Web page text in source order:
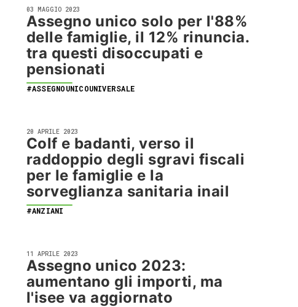
03 MAGGIO 2023
Assegno unico solo per l'88%
delle famiglie, il 12% rinuncia.
tra questi disoccupati e
pensionati
#ASSEGNOUNICOUNIVERSALE
20 APRILE 2023
Colf e badanti, verso il
raddoppio degli sgravi fiscali
per le famiglie e la
sorveglianza sanitaria inail
#ANZIANI
11 APRILE 2023
Assegno unico 2023:
aumentano gli importi, ma
l'isee va aggiornato